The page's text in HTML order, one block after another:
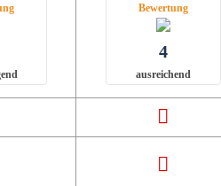
Bewertung
4
ausreichend